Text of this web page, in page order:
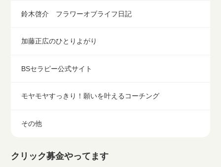
鈴木啓介 フラワーオブライフ日記
加藤正広のひとりよがり
BSセラピー公式サイト
モヤモヤすっきり！願いを叶えるコーチング
その他
クリック募金やってます